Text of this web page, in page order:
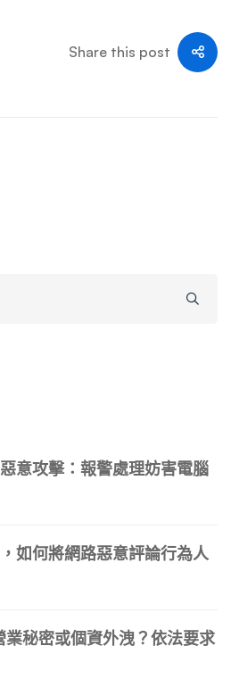
服務的用武之地。他們專注於這
驗和知識來應對這一棘手的情況。
很久之後也是如此。 但是，您
該文章或減少它對您的聲譽造成的
接數量。簡而言之，網站擁有的
高度可共享的內容，因此它們往
章和許多其他地方。 我們可以
特定站點在網絡上的強大程度。
常被認為是網絡上最強大的網站
體時，我們可以看到幾乎所有排
常強的域名權威分數。由於我們
此我們從較大的本地機構中獲取
這些數據，就很容易看出為什麼
意味著在這些網站上發布的文章
的關鍵字進行排名。雖然這對於
Share this post
意攻擊：報警處理妨害電腦
如何將網路惡意評論行為人
秘密或個資外洩？依法要求